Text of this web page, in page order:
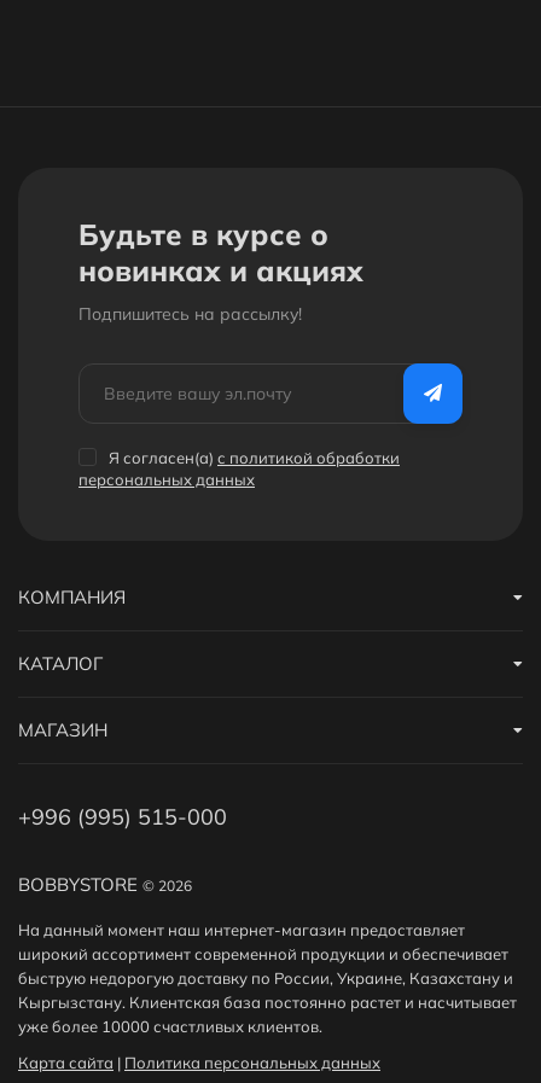
Будьте в курсе о
новинках и акциях
Подпишитесь на рассылкy!
Я согласен(a) с политикой обработки
персональных данных
BOBBYSTORE © 2026
На данный момент наш интернет-магазин предоставляет
широкий ассортимент современной продукции и обеспечивает
быструю недорогую доставку по России, Украине, Казахстану и
Кыргызстану. Клиентская база постоянно растет и насчитывает
уже более 10000 счастливых клиентов.
Карта сайта | Политика персональных данных
КОМПАНИЯ
КАТАЛОГ
МАГАЗИН
+996 (995) 515-000